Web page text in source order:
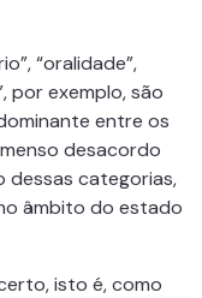
“oralidade”,
por exemplo, são
entre os
desacordo
dessas categorias,
âmbito do estado
isto é, como